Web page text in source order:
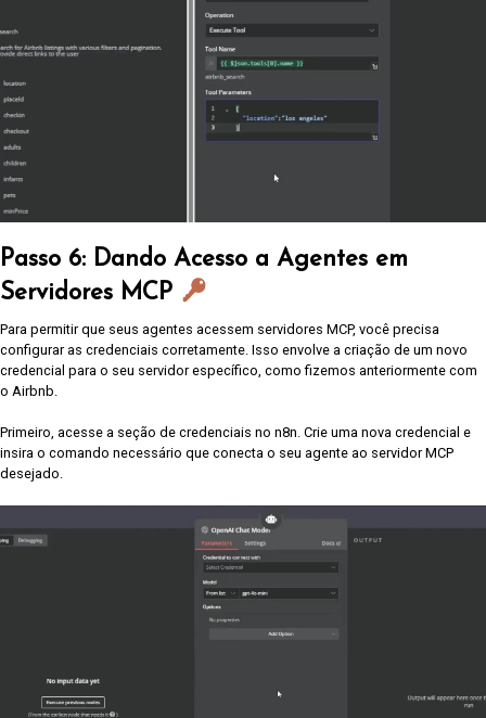
Passo 6: Dando Acesso a Agentes em
Servidores MCP
Para permitir que seus agentes acessem servidores MCP, você precisa
configurar as credenciais corretamente. Isso envolve a criação de um novo
credencial para o seu servidor específico, como fizemos anteriormente com
o Airbnb.
Primeiro, acesse a seção de credenciais no n8n. Crie uma nova credencial e
insira o comando necessário que conecta o seu agente ao servidor MCP
desejado.